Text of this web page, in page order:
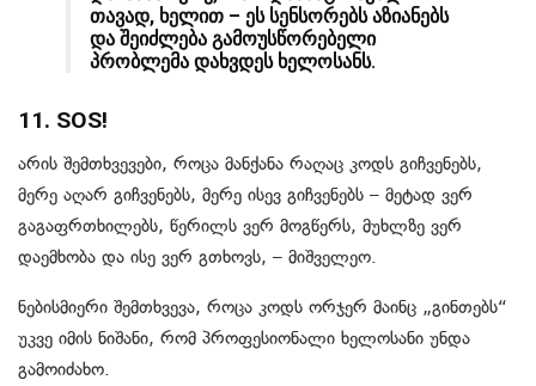
თავად, ხელით – ეს სენსორებს აზიანებს
და შეიძლება გამოუსწორებელი
პრობლემა დახვდეს ხელოსანს.
11. SOS!
არის შემთხვევები, როცა მანქანა რაღაც კოდს გიჩვენებს,
მერე აღარ გიჩვენებს, მერე ისევ გიჩვენებს – მეტად ვერ
გაგაფრთხილებს, წერილს ვერ მოგწერს, მუხლზე ვერ
დაემხობა და ისე ვერ გთხოვს, – მიშველეო.
ნებისმიერი შემთხვევა, როცა კოდს ორჯერ მაინც „გინთებს“
უკვე იმის ნიშანი, რომ პროფესიონალი ხელოსანი უნდა
გამოიძახო.